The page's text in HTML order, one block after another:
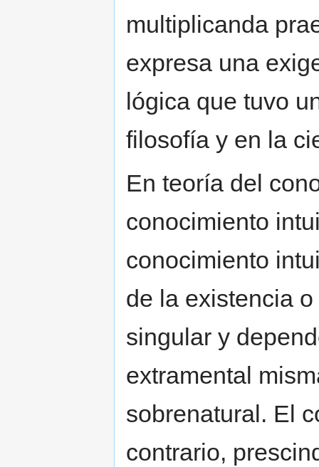
multiplicanda
expresa una
lógica que tuvo
filosofía y en la
En teoría del
conocimiento
conocimiento
de la existencia
singular y
extramental
sobrenatural. El
contrario,